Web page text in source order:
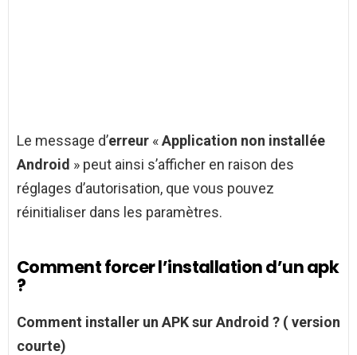
Le message d’erreur «Application non installée
Android » peut ainsi s’afficher en raison des
réglages d’autorisation, que vous pouvez
réinitialiser dans les paramètres.
Comment forcer l’installation d’un apk
?
Comment installer un APKsurAndroid ? (version
courte)